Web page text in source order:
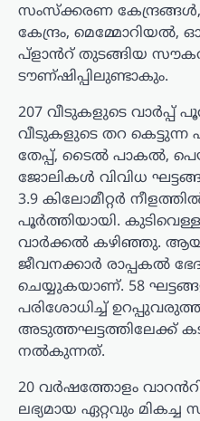
സംസ്‌ക്കരണ
കേന്ദ്രം, മെമ്മോറിയൽ,
പ്‌ളാൻറ് തുടങ്ങിയ
ടൗണ്ഷിപ്പിലുണ്ടാകും.
207 വീടുകളുടെ വാർപ്പ്
വീടുകളുടെ തറ കെട്ടുന്ന
തേപ്പ്, ടൈൽ പാകൽ,
ജോലികൾ വിവിധ
3.9 കിലോമീറ്റർ
പൂർത്തിയായി. കുടിവെള്ള
വാർക്കൽ കഴിഞ്ഞു.
ജീവനക്കാർ രാപ്പകൽ
ചെയ്യുകയാണ്. 58
പരിശോധിച്ച്
അടുത്തഘട്ടത്തിലേക്ക്
നൽകുന്നത്.
20 വർഷത്തോളം
ലഭ്യമായ ഏറ്റവും